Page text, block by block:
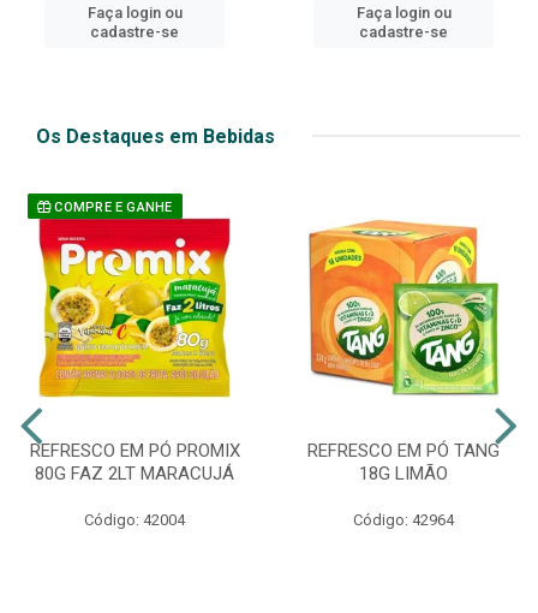
Faça login ou
cadastre-se
Faça login ou
cadastre-se
Os Destaques em Bebidas
COMPRE E GANHE
REFRESCO EM PÓ PROMIX
80G FAZ 2LT MARACUJÁ
Código: 42004
REFRESCO EM PÓ TANG
18G LIMÃO
Código: 42964